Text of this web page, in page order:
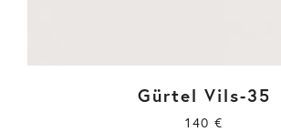
Gürtel Vils-35
140€